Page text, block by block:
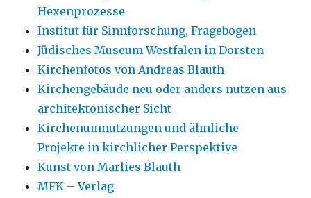
Hexenprozesse
Institut für Sinnforschung, Fragebogen
Jüdisches Museum Westfalen in Dorsten
Kirchenfotos von Andreas Blauth
Kirchengebäude neu oder anders nutzen aus
architektonischer Sicht
Kirchenumnutzungen und ähnliche
Projekte in kirchlicher Perspektive
Kunst von Marlies Blauth
MFK – Verlag